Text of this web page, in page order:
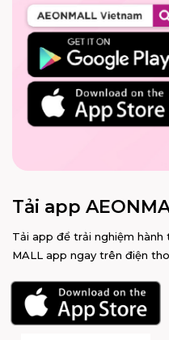
Tải app
Tải app để trải nghiệm hành
MALL app ngay trên điện